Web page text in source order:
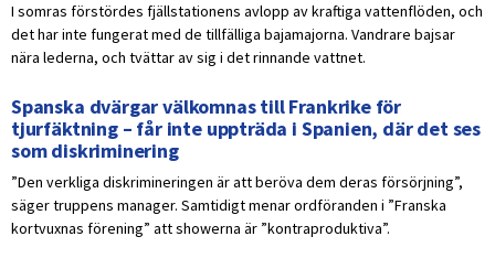
I somras förstördes fjällstationens avlopp av kraftiga vattenflöden, och
det har inte fungerat med de tillfälliga bajamajorna. Vandrare bajsar
nära lederna, och tvättar av sig i det rinnande vattnet.
Spanska dvärgar välkomnas till Frankrike för
tjurfäktning – får inte uppträda i Spanien, där det ses
som diskriminering
”Den verkliga diskrimineringen är att beröva dem deras försörjning”,
säger truppens manager. Samtidigt menar ordföranden i ”Franska
kortvuxnas förening” att showerna är ”kontraproduktiva”.